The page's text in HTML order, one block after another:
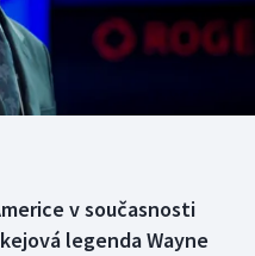
v současnosti
legenda Wayne